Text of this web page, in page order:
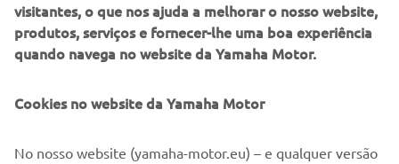
Para mais informações sobre a nossa Robótica, cliqueaqui.
As informações e/ou imagens nestas páginas Web nunca
visitantes, o que nos ajuda a melhorar o nosso website,
produtos, serviços e fornecer-lhe uma boa experiência
quando navega no website da Yamaha Motor.
Cookies no website da Yamaha Motor
No nosso website (yamaha-motor.eu) – e qualquer versão